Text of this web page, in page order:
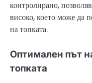
контролирано,
високо, което може да
на топката.
Оптимален път
топката